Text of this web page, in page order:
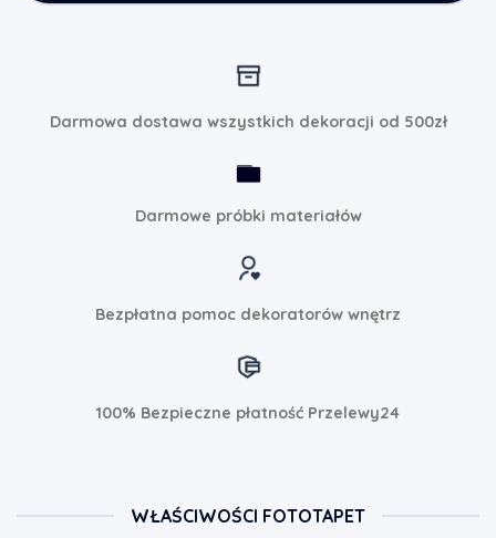
Darmowa dostawa wszystkich dekoracji od 500zł
Darmowe próbki materiałów
Bezpłatna pomoc dekoratorów wnętrz
100% Bezpieczne płatność Przelewy24
WŁAŚCIWOŚCI FOTOTAPET